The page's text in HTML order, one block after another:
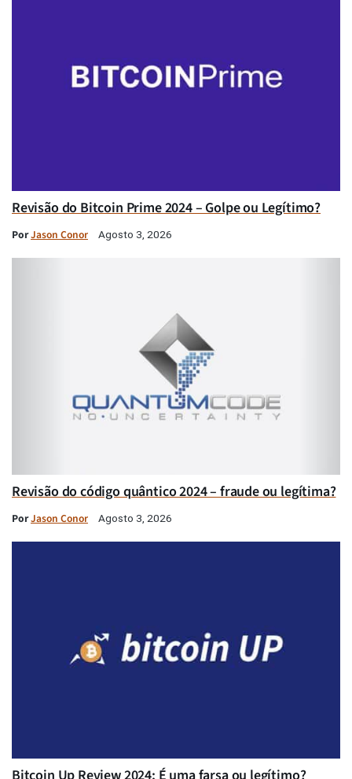
Revisão do Bitcoin Prime 2024 – Golpe ou Legítimo?
PorJason Conor Agosto 3, 2026
Revisão do código quântico 2024 – fraude ou legítima?
PorJason Conor Agosto 3, 2026